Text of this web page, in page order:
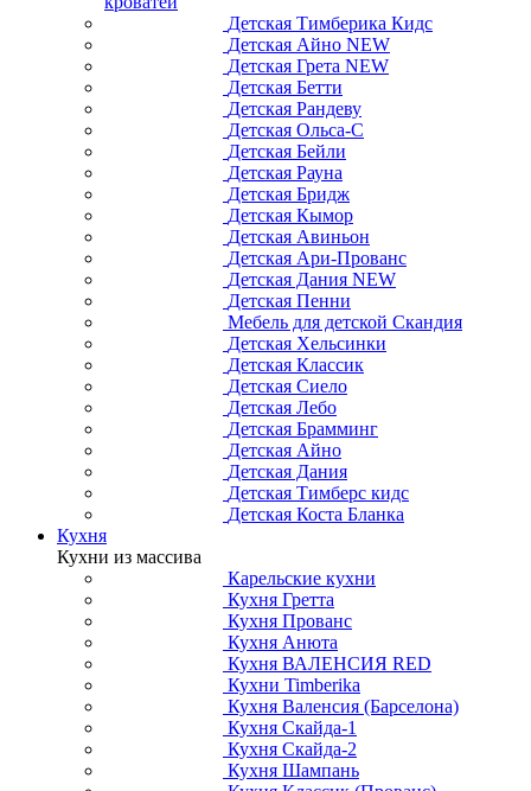
Детская Тимберика Кидс
Детская Айно NEW
Детская Грета NEW
Детская Бетти
Детская Рандеву
Детская Ольса-С
Детская Бейли
Детская Рауна
Детская Бридж
Детская Кымор
Детская Авиньон
Детская Ари-Прованс
Детская Дания NEW
Детская Пенни
Мебель для детской Скандия
Детская Хельсинки
Детская Классик
Детская Сиело
Детская Лебо
Детская Брамминг
Детская Айно
Детская Дания
Детская Тимберс кидс
Детская Коста Бланка
Кухня
Кухни из массива
Карельские кухни
Кухня Гретта
Кухня Прованс
Кухня Анюта
Кухня ВАЛЕНСИЯ RED
Кухни Timberika
Кухня Валенсия (Барселона)
Кухня Скайда-1
Кухня Скайда-2
Кухня Шампань